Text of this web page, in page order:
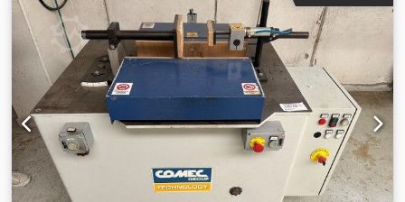
rundstocksfräs eller stockfräs – möjliggör tillverkning av
rundstockskomponenter för timmerhus,
trädgårdskonstruktioner och kreativa träprojekt.
Beskrivning Dkodpfsyr E Ezjx Ab Esr Till försäljning står en
rundstocksprofilfräs för bearbetning av timmerstockar för
timmerhusbyggnation och avancerade träkonstruktioner.
Maskinen möjliggör exakt bearbetning av rundvirke i flera
samordnade arbetssteg. Detta skapar måttanpassade
komponenter för naturstamshus, blockhus eller
konstruktiva träbyggnadsprojekt. Bearbetningssteg